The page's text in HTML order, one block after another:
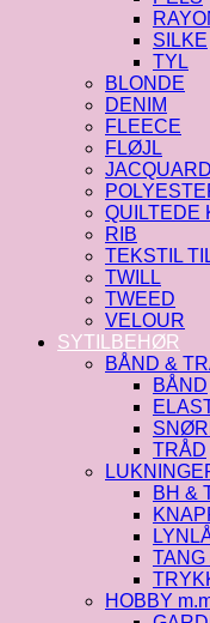
SILKE
TYL
BLONDE
DENIM
FLEECE
FLØJL
JACQUARD
QUILTEDE
RIB
TEKSTIL
TWILL
TWEED
VELOUR
SYTILBEHØR
BÅND &
BÅND
TRÅD
BH &
HOBBY